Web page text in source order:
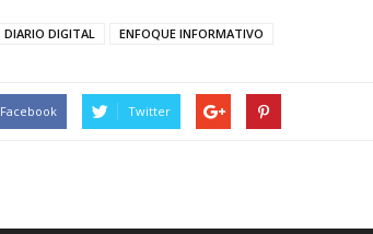
DIARIO DIGITAL ENFOQUE INFORMATIVO
Facebook Twitter